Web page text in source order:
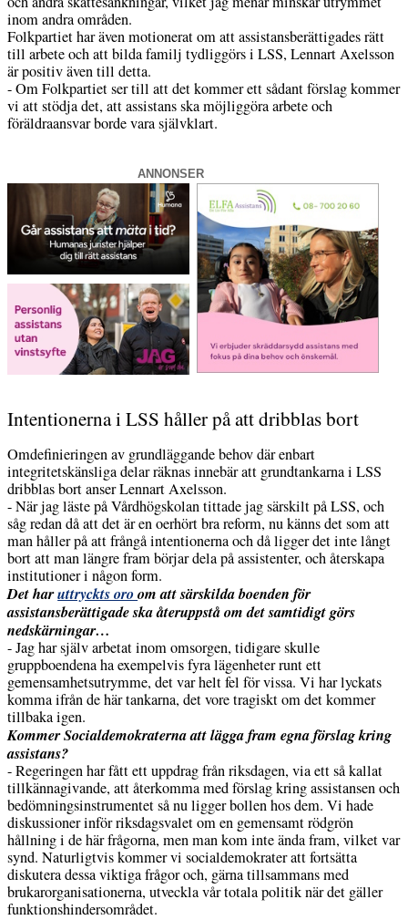
inom andra områden.
Folkpartiet har även motionerat om att assistansberättigades rätt
till arbete och att bilda familj tydliggörs i LSS, Lennart Axelsson
är positiv även till detta.
- Om Folkpartiet ser till att det kommer ett sådant förslag kommer
vi att stödja det, att assistans ska möjliggöra arbete och
föräldraansvar borde vara självklart.
ANNONSER
Intentionerna i LSS håller på att dribblas bort
Omdefinieringen av grundläggande behov där enbart
integritetskänsliga delar räknas innebär att grundtankarna i LSS
dribblas bort anser Lennart Axelsson.
- När jag läste på Vårdhögskolan tittade jag särskilt på LSS, och
såg redan då att det är en oerhört bra reform, nu känns det som att
man håller på att frångå intentionerna och då ligger det inte långt
bort att man längre fram börjar dela på assistenter, och återskapa
institutioner i någon form.
Det haruttryckts oroom att särskilda boenden för
assistansberättigade ska återuppstå om det samtidigt görs
nedskärningar…
- Jag har själv arbetat inom omsorgen, tidigare skulle
gruppboendena ha exempelvis fyra lägenheter runt ett
gemensamhetsutrymme, det var helt fel för vissa. Vi har lyckats
komma ifrån de här tankarna, det vore tragiskt om det kommer
tillbaka igen.
Kommer Socialdemokraterna att lägga fram egna förslag kring
assistans?
- Regeringen har fått ett uppdrag från riksdagen, via ett så kallat
tillkännagivande, att återkomma med förslag kring assistansen och
bedömningsinstrumentet så nu ligger bollen hos dem. Vi hade
diskussioner inför riksdagsvalet om en gemensamt rödgrön
hållning i de här frågorna, men man kom inte ända fram, vilket var
synd. Naturligtvis kommer vi socialdemokrater att fortsätta
diskutera dessa viktiga frågor och, gärna tillsammans med
brukarorganisationerna, utveckla vår totala politik när det gäller
funktionshindersområdet.